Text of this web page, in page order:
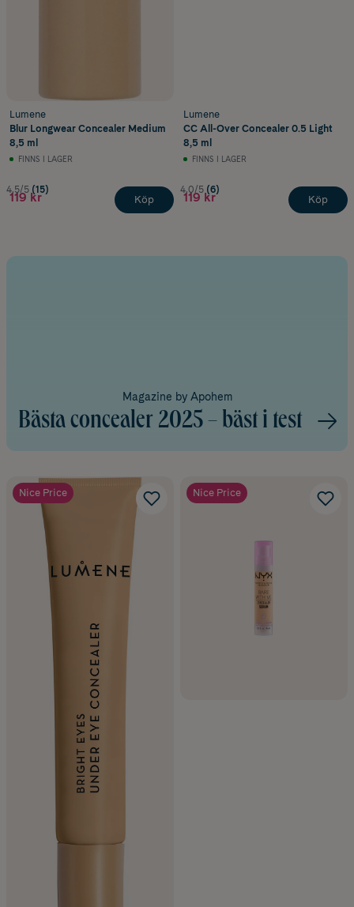
Lumene
Blur Longwear Concealer Medium
8,5 ml
FINNS I LAGER
4.5/5 (15)
119 kr Köp
Lumene
CC All-Over Concealer 0.5 Light
8,5 ml
FINNS I LAGER
4.0/5 (6)
119 kr Köp
Magazine by Apohem
Bästa concealer 2025 – bäst i test
Nice Price Nice Price